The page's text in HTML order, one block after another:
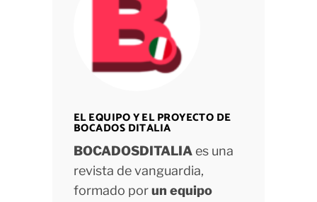
EL EQUIPO Y EL PROYECTO DE
BOCADOS DITALIA
BOCADOSDITALIAes una
revista de vanguardia,
formado porun equipo